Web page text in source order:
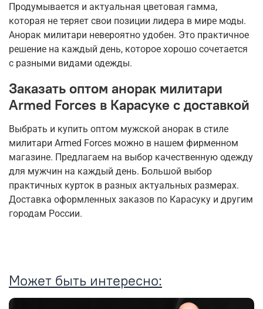
Продумывается и актуальная цветовая гамма,
которая не теряет свои позиции лидера в мире моды.
Анорак милитари невероятно удобен. Это практичное
решение на каждый день, которое хорошо сочетается
с разными видами одежды.
Заказать оптом анорак милитари
Armed Forces в Карасуке с доставкой
Выбрать и купить оптом мужской анорак в стиле
милитари Armed Forces можно в нашем фирменном
магазине. Предлагаем на выбор качественную одежду
для мужчин на каждый день. Большой выбор
практичных курток в разных актуальных размерах.
Доставка оформленных заказов по Карасуку и другим
городам России.
Может быть интересно: